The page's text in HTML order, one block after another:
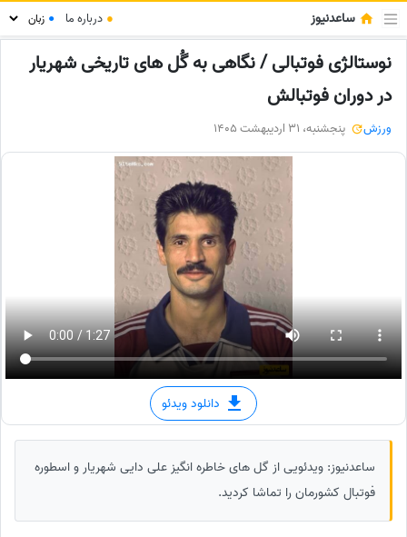
ساعدنیوز ● درباره ما ●
نوستالژی فوتبالی / نگاهی به گُل های تاریخی شهریار
در دوران فوتبالش
ورزش پنجشنبه، 31 اردیبهشت 1405
دانلود ویدئو
ساعدنیوز: ویدئویی از گل های خاطره انگیز علی دایی شهریار و اسطوره
فوتبال کشورمان را تماشا کردید.